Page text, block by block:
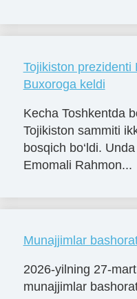
Tojikiston prezidenti
Buxoroga keldi
Kecha Toshkentda
Tojikiston sammiti
bosqich bo‘ldi.
Emomali Rahmon...
Munajjimlar
2026-yilning 27-
munajjimlar